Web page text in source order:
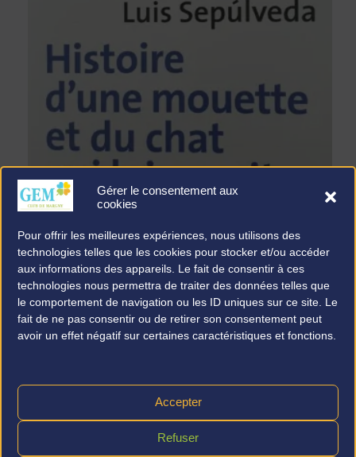
Gérer le consentement aux
cookies
Pour offrir les meilleures expériences, nous utilisons des
technologies telles que les cookies pour stocker et/ou accéder
aux informations des appareils. Le fait de consentir à ces
technologies nous permettra de traiter des données telles que
le comportement de navigation ou les ID uniques sur ce site. Le
fait de ne pas consentir ou de retirer son consentement peut
avoir un effet négatif sur certaines caractéristiques et fonctions.
Accepter
Refuser
30 DÉC . 7H36
Un petit livre qui fait
grand bien
« Histoire d’une mouette et du chat qui ont
appris à voler ». C’est une histoire d’entr’aide et